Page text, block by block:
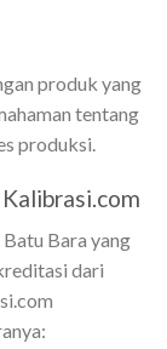
produk yang
tentang
produksi.
Bara yang
dari